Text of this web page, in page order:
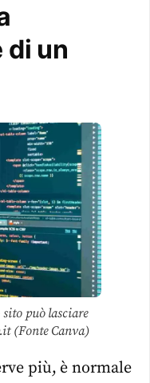
un
può lasciare
(Fonte Canva)
più, è normale